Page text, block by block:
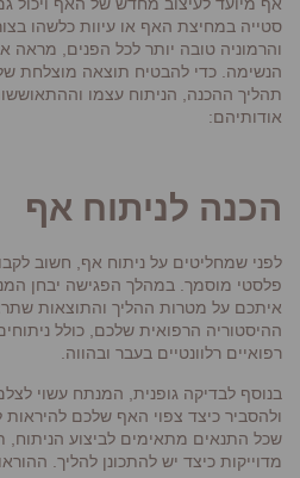
סטייה במחיצת האף או עיוות כלשהו
והרמוניה טובה יותר לכל הפנים, מראה
הנשימה. כדי להבטיח תוצאה מוצלחת
תהליך ההכנה, הניתוח עצמו
אודותיהם:
הכנה לניתוח אף
לפני שמחליטים על ניתוח אף, חשוב
פלסטי מוסמך. במהלך הפגישה יבחן
איתכם על מטרות ההליך והתוצאות
ההיסטוריה הרפואית שלכם, כולל
רפואיים רלוונטיים בעבר ובהווה.
בנוסף לבדיקה גופנית, המנתח עשוי
ולהסביר כיצד צפוי האף שלכם
שכל התנאים מתאימים לביצוע הניתוח,
מדוייקות כיצד יש להתכונן להליך.